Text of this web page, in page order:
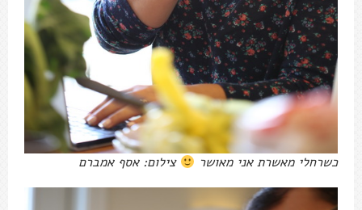
כשרחלי מאשרת אני מאושר צילום: אסף אמברם